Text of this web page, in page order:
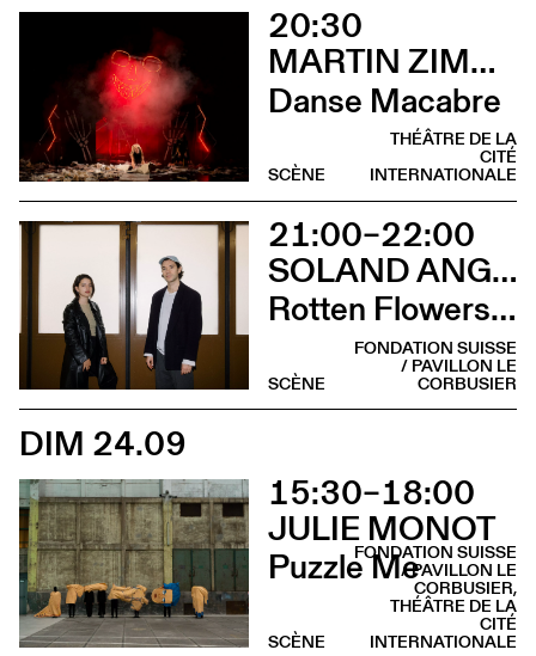
20:30
MARTIN ZIMMERMANN
Danse Macabre
THÉÂTRE DE LA
CITÉ
INTERNATIONALE
SCÈNE
21:00–22:00
SOLAND ANGEL
Rotten Flowers, shiny shoes
FONDATION SUISSE
/ PAVILLON LE
CORBUSIER
SCÈNE
DIM 24.09
15:30–18:00
JULIE MONOT
Puzzle MeFONDATION SUISSE
/ PAVILLON LE
CORBUSIER,
THÉÂTRE DE LA
CITÉ
INTERNATIONALE
SCÈNE